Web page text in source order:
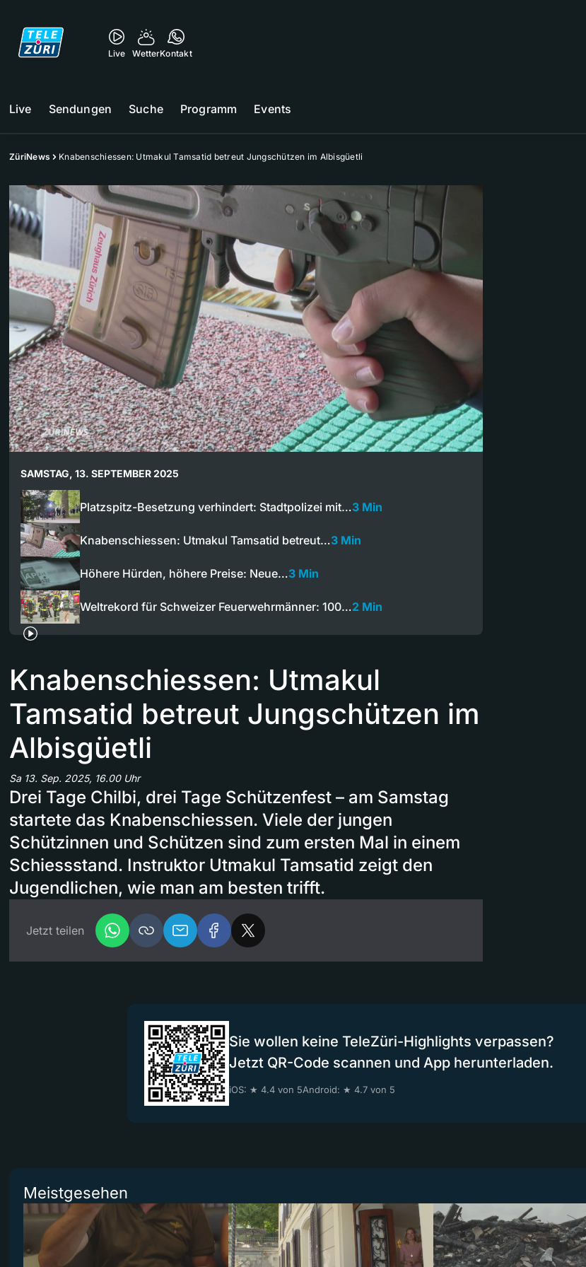
Live WetterKontakt
Live Sendungen Suche Programm Events
ZüriNews Knabenschiessen: Utmakul Tamsatid betreut Jungschützen im Albisgüetli
SAMSTAG, 13. SEPTEMBER 2025
Platzspitz-Besetzung verhindert: Stadtpolizei mit…3 Min
Knabenschiessen: Utmakul Tamsatid betreut…3 Min
Höhere Hürden, höhere Preise: Neue…3 Min
Weltrekord für Schweizer Feuerwehrmänner: 100…2 Min
Knabenschiessen: Utmakul
Tamsatid betreut Jungschützen im
Albisgüetli
Sa 13. Sep. 2025, 16.00 Uhr
Drei Tage Chilbi, drei Tage Schützenfest – am Samstag
startete das Knabenschiessen. Viele der jungen
Schützinnen und Schützen sind zum ersten Mal in einem
Schiessstand. Instruktor Utmakul Tamsatid zeigt den
Jugendlichen, wie man am besten trifft.
Jetzt teilen
Sie wollen keine TeleZüri-Highlights verpassen?
Jetzt QR-Code scannen und App herunterladen.
iOS: ★ 4.4 von 5Android: ★ 4.7 von 5
Meistgesehen